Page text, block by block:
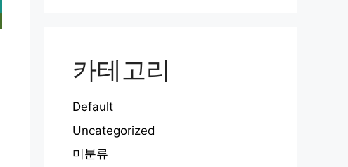
카테고리
Default
Uncategorized
미분류